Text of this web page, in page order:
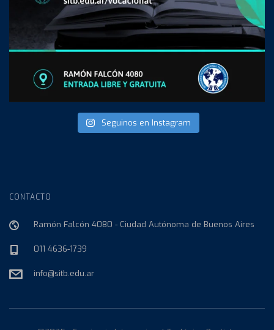
Seguinos en Instagram
CONTACTO
Ramón Falcón 4080 - Ciudad Autónoma de Buenos Aires
011 4636-1739
info@sitb.edu.ar